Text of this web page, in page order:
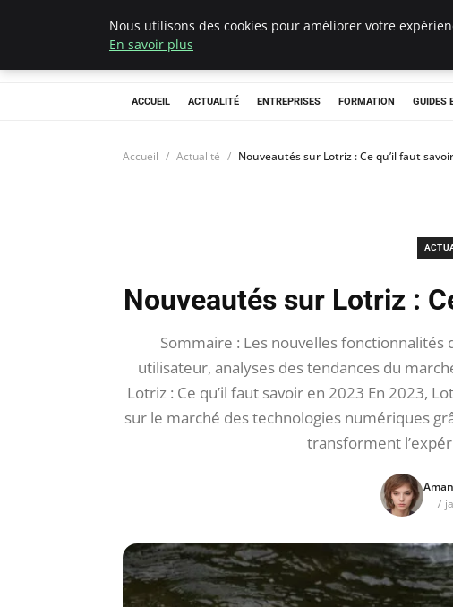
Chasseur De Tête
ACCUEIL ACTUALITÉ ENTREPRISES FORMATION GUIDES
Accueil Actualité Nouveautés sur Lotriz : Ce qu’il faut
Nouveautés sur Lotriz :
Sommaire : Les nouvelles fonctionnalités
utilisateur, analyses des tendances du
Lotriz : Ce qu’il faut savoir en 2023 En 2023,
sur le marché des technologies numériques
transforment
7
Nous utilisons des cookies pour améliorer votre
En savoir plus